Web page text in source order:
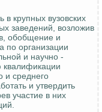
в крупных вузовских
заведений, возложив
обобщение и
по организации
и научно -
квалификации
и среднего
и утвердить
участие в них